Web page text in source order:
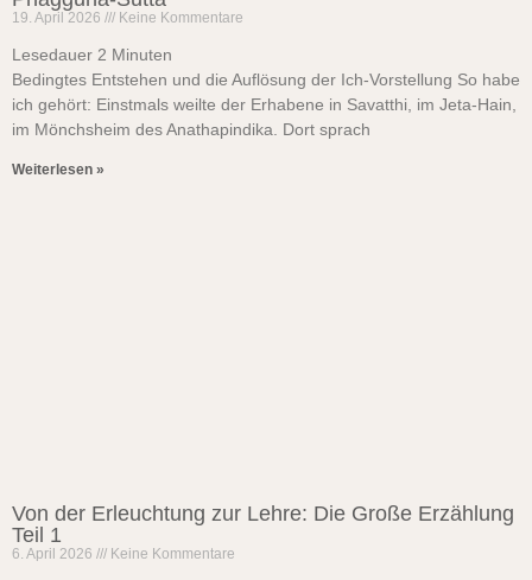
19. April 2026 Keine Kommentare
Lesedauer 2 Minuten
Bedingtes Entstehen und die Auflösung der Ich-Vorstellung So habe
ich gehört: Einstmals weilte der Erhabene in Savatthi, im Jeta-Hain,
im Mönchsheim des Anathapindika. Dort sprach
Weiterlesen »
Von der Erleuchtung zur Lehre: Die Große Erzählung
Teil 1
6. April 2026 Keine Kommentare